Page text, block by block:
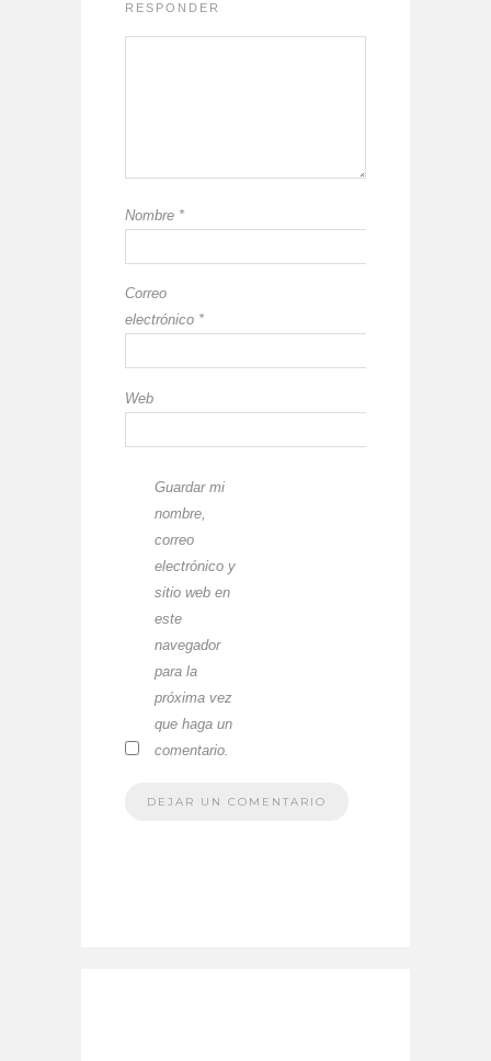
RESPONDER
Nombre *
Correo
electrónico *
Web
Guardar mi
nombre,
correo
electrónico y
sitio web en
este
navegador
para la
próxima vez
que haga un
comentario.